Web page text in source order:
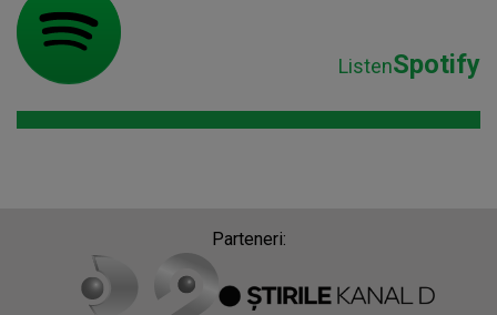
ListenSpotify
Parteneri: